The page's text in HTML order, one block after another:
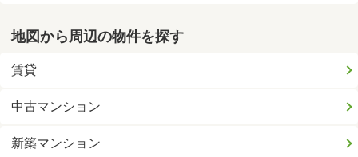
地図から周辺の物件を探す
賃貸
中古マンション
新築マンション